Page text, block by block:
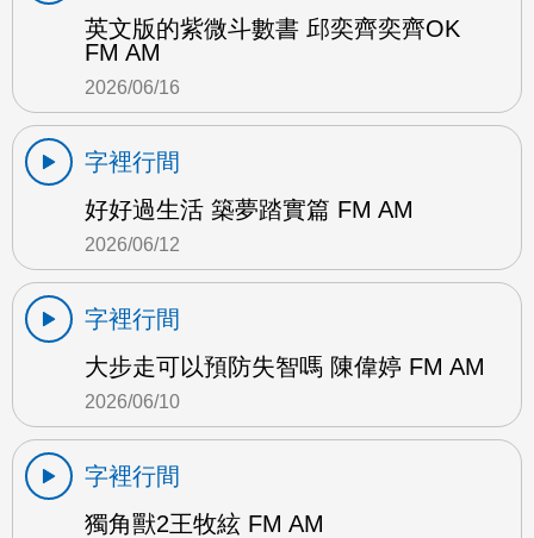
英文版的紫微斗數書 邱奕齊奕齊OK
FM AM
2026/06/16
字裡行間
好好過生活 築夢踏實篇 FM AM
2026/06/12
字裡行間
大步走可以預防失智嗎 陳偉婷 FM AM
2026/06/10
字裡行間
獨角獸2王牧絃 FM AM